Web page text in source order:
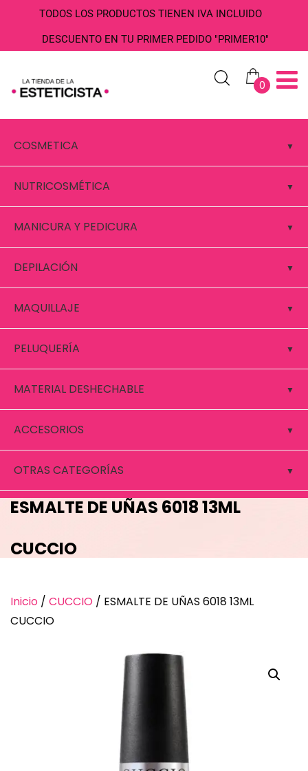
TODOS LOS PRODUCTOS TIENEN IVA INCLUIDO
DESCUENTO EN TU PRIMER PEDIDO "PRIMER10"
0
COSMETICA
NUTRICOSMÉTICA
MANICURA Y PEDICURA
DEPILACIÓN
MAQUILLAJE
PELUQUERÍA
MATERIAL DESHECHABLE
ACCESORIOS
OTRAS CATEGORÍAS
ESMALTE DE UÑAS 6018 13ML
CUCCIO
Inicio / CUCCIO / ESMALTE DE UÑAS 6018 13ML
CUCCIO